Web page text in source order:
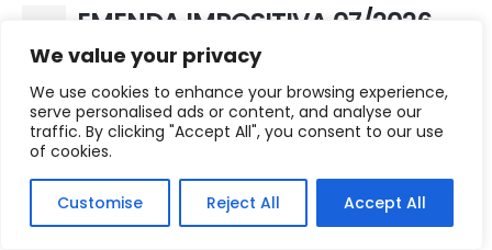
We value your privacy
We use cookies to enhance your browsing experience,
serve personalised ads or content, and analyse our
traffic. By clicking "Accept All", you consent to our use
of cookies.
Customise Reject All Accept All
mar
EMENDA IMPOSITIVA 07/2026
Emenda Parlamentar Nº 07
Ficha com dados de identificação, objeto,